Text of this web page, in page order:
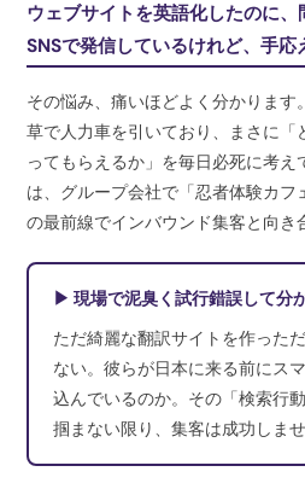
ウェブサイトを英語化したのに、
SNSで発信しているけれど、手応
その悩み、痛いほどよく分かりま
草で人力車を引いており、まさに「
ってもらえるか」を毎日必死に考
は、グループ会社で「忍者体験カ
の最前線でインバウンド集客と向き
▶ 現場で泥臭く試行錯誤して分
ただ綺麗な翻訳サイトを作った
ない。彼らが日本に来る前にス
込んでいるのか。その「検索行
掴まない限り、集客は成功しませ